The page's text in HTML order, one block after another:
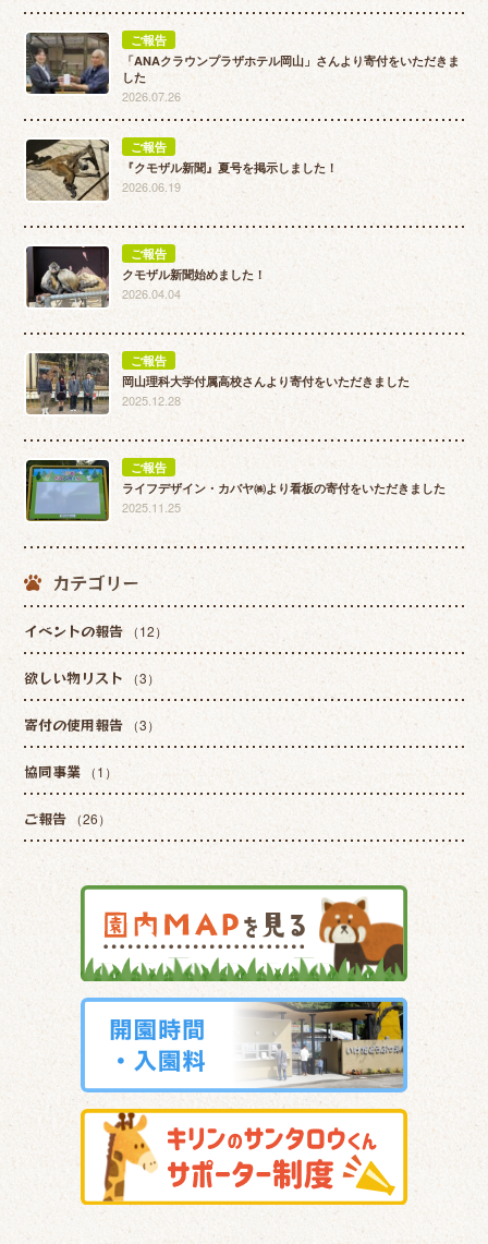
ご報告
「ANAクラウンプラザホテル岡山」さんより寄付をいただきま
した
2026.07.26
ご報告
『クモザル新聞』夏号を掲示しました！
2026.06.19
ご報告
クモザル新聞始めました！
2026.04.04
ご報告
岡山理科大学付属高校さんより寄付をいただきました
2025.12.28
ご報告
ライフデザイン・カバヤ㈱より看板の寄付をいただきました
2025.11.25
カテゴリー
イベントの報告 （12）
欲しい物リスト （3）
寄付の使用報告 （3）
協同事業 （1）
ご報告 （26）